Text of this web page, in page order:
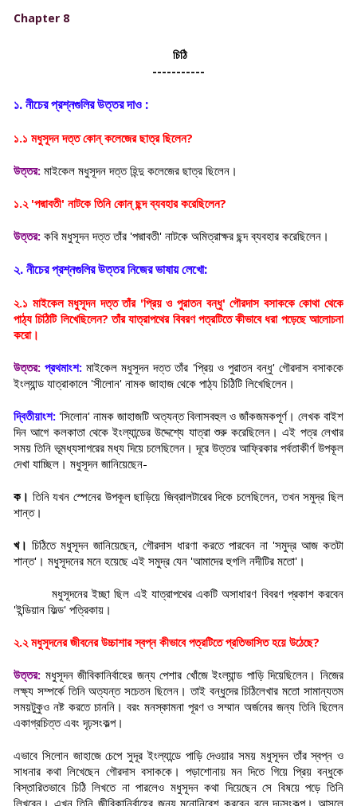
Chapter 8
চিঠি
-----------
১. নীচের প্রশ্নগুলির উত্তর দাও :
১.১ মধুসূদন দত্ত কোন্ কলেজের ছাত্র ছিলেন?
উত্তর: মাইকেল মধুসূদন দত্ত হিন্দু কলেজের ছাত্র ছিলেন।
১.২ 'পদ্মাবতী' নাটকে তিনি কোন্ ছন্দ ব্যবহার করেছিলেন?
উত্তর: কবি মধুসূদন দত্ত তাঁর 'পদ্মাবতী' নাটকে অমিত্রাক্ষর ছন্দ ব্যবহার করেছিলেন।
২. নীচের প্রশ্নগুলির উত্তর নিজের ভাষায় লেখো:
২.১ মাইকেল মধুসূদন দত্ত তাঁর 'প্রিয় ও পুরাতন বন্ধু' গৌরদাস বসাককে কোথা থেকে
পাঠ্য চিঠিটি লিখেছিলেন? তাঁর যাত্রাপথের বিবরণ পত্রটিতে কীভাবে ধরা পড়েছে আলোচনা
করো।
উত্তর: প্রথমাংশ: মাইকেল মধুসূদন দত্ত তাঁর 'প্রিয় ও পুরাতন বন্ধু' গৌরদাস বসাককে
ইংল্যান্ড যাত্রাকালে 'সীলোন' নামক জাহাজ থেকে পাঠ্য চিঠিটি লিখেছিলেন।
দ্বিতীয়াংশ: 'সিলোন' নামক জাহাজটি অত্যন্ত বিলাসবহুল ও জাঁকজমকপূর্ণ। লেখক বাইশ
দিন আগে কলকাতা থেকে ইংল্যান্ডের উদ্দেশ্যে যাত্রা শুরু করেছিলেন। এই পত্র লেখার
সময় তিনি ভূমধ্যসাগরের মধ্য দিয়ে চলেছিলেন। দূরে উত্তর আফ্রিকার পর্বতাকীর্ণ উপকূল
দেখা যাচ্ছিল। মধুসূদন জানিয়েছেন-
ক। তিনি যখন স্পেনের উপকূল ছাড়িয়ে জিব্রালটারের দিকে চলেছিলেন, তখন সমুদ্র ছিল
শান্ত।
খ। চিঠিতে মধুসূদন জানিয়েছেন, গৌরদাস ধারণা করতে পারবেন না 'সমুদ্র আজ কতটা
শান্ত'। মধুসূদনের মনে হয়েছে এই সমুদ্র যেন 'আমাদের হুগলি নদীটির মতো'।
মধুসূদনের ইচ্ছা ছিল এই যাত্রাপথের একটি অসাধারণ বিবরণ প্রকাশ করবেন
'ইন্ডিয়ান ফিল্ড' পত্রিকায়।
২.২ মধুসূদনের জীবনের উচ্চাশার স্বপ্ন কীভাবে পত্রটিতে প্রতিভাসিত হয়ে উঠেছে?
উত্তর: মধুসূদন জীবিকানির্বাহের জন্য পেশার খোঁজে ইংল্যান্ড পাড়ি দিয়েছিলেন। নিজের
লক্ষ্য সম্পর্কে তিনি অত্যন্ত সচেতন ছিলেন। তাই বন্ধুদের চিঠিলেখার মতো সামান্যতম
সময়টুকুও নষ্ট করতে চাননি। বরং মনস্কামনা পূরণ ও সম্মান অর্জনের জন্য তিনি ছিলেন
একাগ্রচিত্ত এবং দৃঢ়সংকল্প।
এভাবে সিলোন জাহাজে চেপে সুদূর ইংল্যান্ডে পাড়ি দেওয়ার সময় মধুসূদন তাঁর স্বপ্ন ও
সাধনার কথা লিখেছেন গৌরদাস বসাককে। পড়াশোনায় মন দিতে গিয়ে প্রিয় বন্ধুকে
বিস্তারিতভাবে চিঠি লিখতে না পারলেও মধুসূদন কথা দিয়েছেন সে বিষয়ে পড়ে তিনি
লিখবেন। এখন তিনি জীবিকানির্বাহের জন্য মনোনিবেশ করবেন বলে দৃঢ়সংকল্প। আসলে